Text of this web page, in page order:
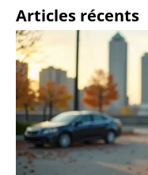
Articles récents